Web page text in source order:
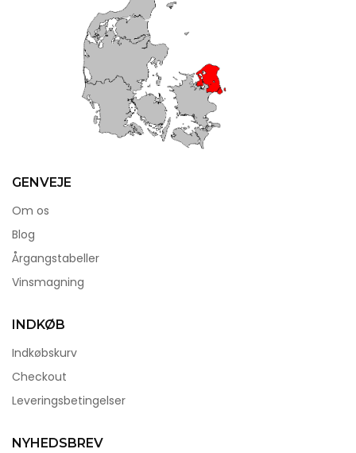
GENVEJE
Om os
Blog
Årgangstabeller
Vinsmagning
INDKØB
Indkøbskurv
Checkout
Leveringsbetingelser
NYHEDSBREV